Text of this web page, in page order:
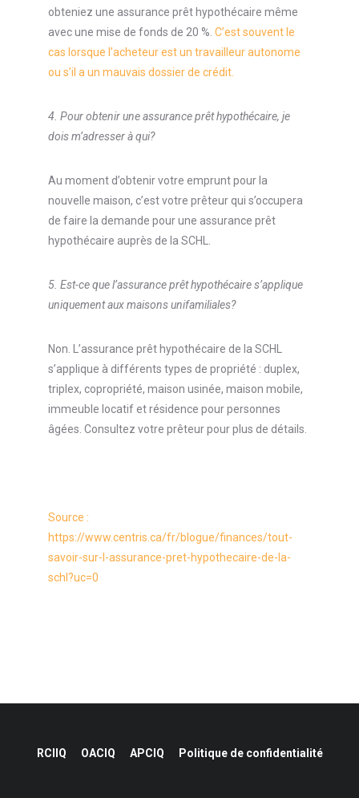
obteniez une assurance prêt hypothécaire même
avec une mise de fonds de 20 %. C’est souvent le
cas lorsque l’acheteur est un travailleur autonome
ou s’il a un mauvais dossier de crédit.
4. Pour obtenir une assurance prêt hypothécaire, je
dois m’adresser à qui?
Au moment d’obtenir votre emprunt pour la
nouvelle maison, c’est votre prêteur qui s’occupera
de faire la demande pour une assurance prêt
hypothécaire auprès de la SCHL.
5. Est-ce que l’assurance prêt hypothécaire s’applique
uniquement aux maisons unifamiliales?
Non. L’assurance prêt hypothécaire de la SCHL
s’applique à différents types de propriété : duplex,
triplex, copropriété, maison usinée, maison mobile,
immeuble locatif et résidence pour personnes
âgées. Consultez votre prêteur pour plus de détails.
Source :
https://www.centris.ca/fr/blogue/finances/tout-
savoir-sur-l-assurance-pret-hypothecaire-de-la-
schl?uc=0
RCIIQ OACIQ APCIQ Politique de confidentialité